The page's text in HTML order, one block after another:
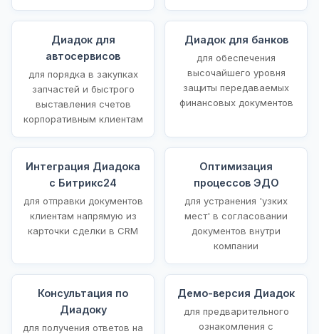
Диадок для
автосервисов
для порядка в закупках
запчастей и быстрого
выставления счетов
корпоративным клиентам
Диадок для банков
для обеспечения
высочайшего уровня
защиты передаваемых
финансовых документов
Интеграция Диадока
с Битрикс24
для отправки документов
клиентам напрямую из
карточки сделки в CRM
Оптимизация
процессов ЭДО
для устранения 'узких
мест' в согласовании
документов внутри
компании
Консультация по
Диадоку
для получения ответов на
Демо-версия Диадок
для предварительного
ознакомления с